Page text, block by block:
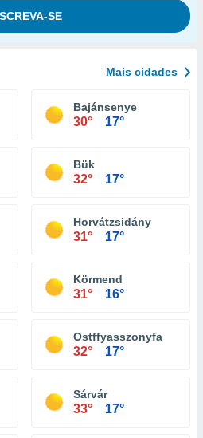
Mais cidades
Bajánsenye
30° 17°
Bük
32° 17°
Horvátzsidány
31° 17°
Körmend
31° 16°
Ostffyasszonyfa
32° 17°
Sárvár
33° 17°